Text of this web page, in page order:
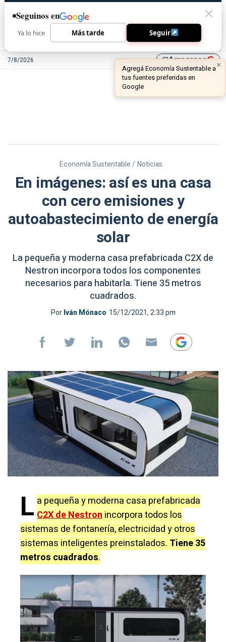
7/8/2026 library_addAgreganos
Economía Sustentable / Noticias
En imágenes: así es una casa
con cero emisiones y
autoabastecimiento de energía
solar
La pequeña y moderna casa prefabricada C2X de
Nestron incorpora todos los componentes
necesarios para habitarla. Tiene 35 metros
cuadrados.
PorIván Mónaco 15/12/2021, 2:33 pm
L a pequeña y moderna casa prefabricada
C2X de Nestronincorpora todos los
sistemas de fontanería, electricidad y otros
sistemas inteligentes preinstalados. Tiene 35
metros cuadrados.
Seguinos en
Ya lo hice Más tarde Seguir